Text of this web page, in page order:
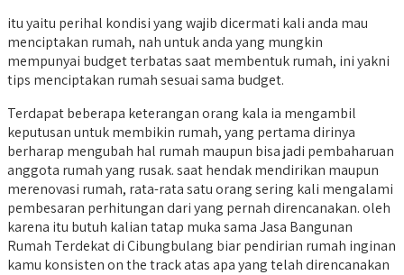
itu yaitu perihal kondisi yang wajib dicermati kali anda mau
menciptakan rumah, nah untuk anda yang mungkin
mempunyai budget terbatas saat membentuk rumah, ini yakni
tips menciptakan rumah sesuai sama budget.
Terdapat beberapa keterangan orang kala ia mengambil
keputusan untuk membikin rumah, yang pertama dirinya
berharap mengubah hal rumah maupun bisa jadi pembaharuan
anggota rumah yang rusak. saat hendak mendirikan maupun
merenovasi rumah, rata-rata satu orang sering kali mengalami
pembesaran perhitungan dari yang pernah direncanakan. oleh
karena itu butuh kalian tatap muka sama Jasa Bangunan
Rumah Terdekat di Cibungbulang biar pendirian rumah inginan
kamu konsisten on the track atas apa yang telah direncanakan